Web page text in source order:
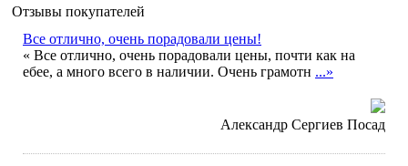
Отзывы покупателей
Все отлично, очень порадовали цены!
« Все отлично, очень порадовали цены, почти как на
ебее, а много всего в наличии. Очень грамотн ...»
Александр Сергиев Посад